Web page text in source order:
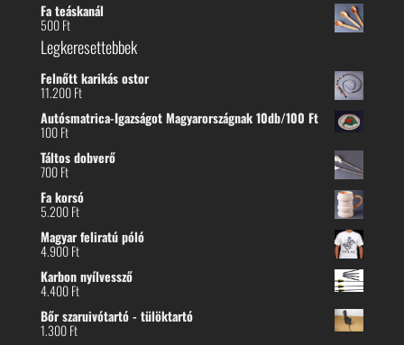
Fa teáskanál
500Ft
Legkeresettebbek
Felnőtt karikás ostor
11.200Ft
Autósmatrica-Igazságot Magyarországnak 10db/100 Ft
100Ft
Táltos dobverő
700Ft
Fa korsó
5.200Ft
Magyar feliratú póló
4.900Ft
Karbon nyílvessző
4.400Ft
Bőr szaruivótartó - tülöktartó
1.300Ft